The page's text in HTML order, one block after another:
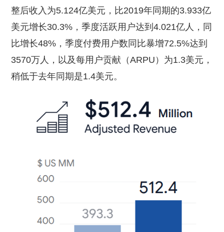
整后收入为5.124亿美元，比2019年同期的3.933亿
美元增长30.3%，季度活跃用户达到4.021亿人，同
比增长48%，季度付费用户数同比暴增72.5%达到
3570万人，以及每用户贡献（ARPU）为1.3美元，
稍低于去年同期是1.4美元。